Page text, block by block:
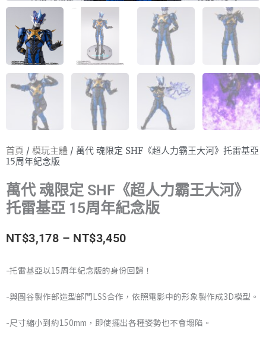
首頁 / 模玩主體 / 萬代 魂限定 SHF《超人力霸王大河》托雷基亞
15周年紀念版
萬代 魂限定 SHF《超人力霸王大河》
托雷基亞 15周年紀念版
NT$3,178 – NT$3,450價
NT$3,178
-托雷基亞以15周年紀念版的身份回歸！
-與圓谷製作部造型部門LSS合作，依照電影中的形象製作成3D模型。
-尺寸縮小到約150mm，即使擺出各種姿勢也不會塌陷。